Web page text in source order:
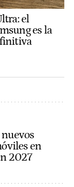
el
es la
en
2027